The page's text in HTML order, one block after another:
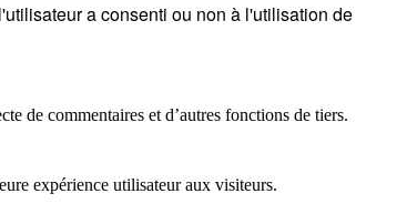
a consenti ou non à l'utilisation de
de commentaires et d’autres fonctions de tiers.
expérience utilisateur aux visiteurs.